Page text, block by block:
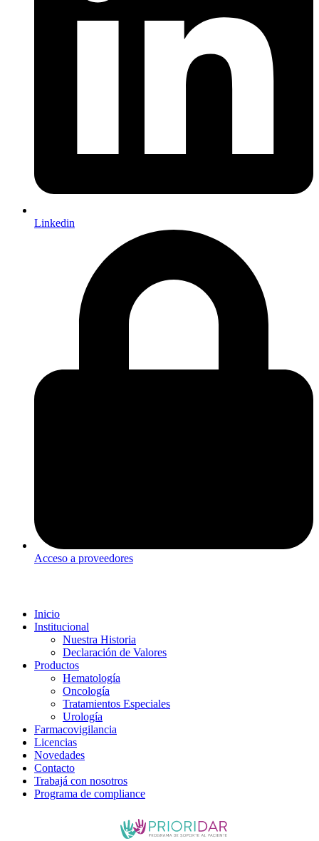
Linkedin
Acceso a proveedores
Inicio
Institucional
Nuestra Historia
Declaración de Valores
Productos
Hematología
Oncología
Tratamientos Especiales
Urología
Farmacovigilancia
Licencias
Novedades
Contacto
Trabajá con nosotros
Programa de compliance